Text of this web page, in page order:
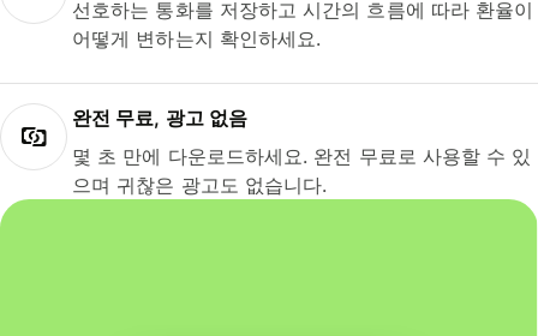
선호하는 통화를 저장하고 시간의 흐름에 따라 환율이
어떻게 변하는지 확인하세요.
완전 무료, 광고 없음
몇 초 만에 다운로드하세요. 완전 무료로 사용할 수 있
으며 귀찮은 광고도 없습니다.